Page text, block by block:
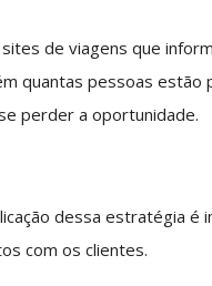
de viagens que
quantas pessoas estão
perder a oportunidade.
dessa estratégia
com os clientes.